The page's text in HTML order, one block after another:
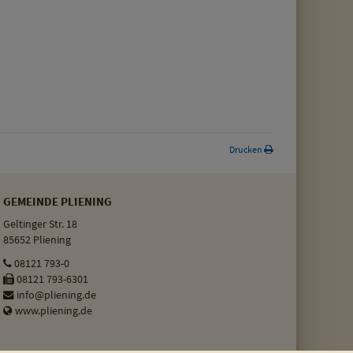
Drucken
GEMEINDE PLIENING
Geltinger Str. 18
85652 Pliening
08121 793-0
08121 793-6301
info@pliening.de
www.pliening.de